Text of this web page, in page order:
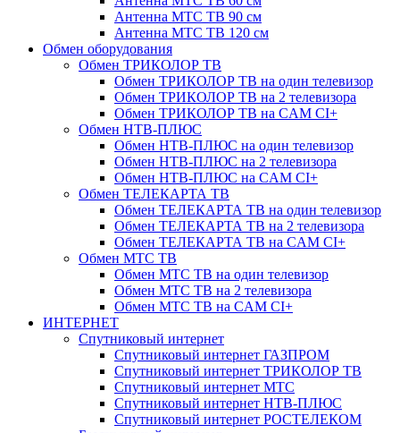
Антенна МТС ТВ 90 см
Антенна МТС ТВ 120 см
Обмен оборудования
Обмен ТРИКОЛОР ТВ
Обмен ТРИКОЛОР ТВ на один телевизор
Обмен ТРИКОЛОР ТВ на 2 телевизора
Обмен ТРИКОЛОР ТВ на CAM CI+
Обмен НТВ-ПЛЮС
Обмен НТВ-ПЛЮС на один телевизор
Обмен НТВ-ПЛЮС на 2 телевизора
Обмен НТВ-ПЛЮС на CAM CI+
Обмен ТЕЛЕКАРТА ТВ
Обмен ТЕЛЕКАРТА ТВ на один телевизор
Обмен ТЕЛЕКАРТА ТВ на 2 телевизора
Обмен ТЕЛЕКАРТА ТВ на CAM CI+
Обмен МТС ТВ
Обмен МТС ТВ на один телевизор
Обмен МТС ТВ на 2 телевизора
Обмен МТС ТВ на CAM CI+
ИНТЕРНЕТ
Спутниковый интернет
Спутниковый интернет ГАЗПРОМ
Спутниковый интернет ТРИКОЛОР ТВ
Спутниковый интернет МТС
Спутниковый интернет НТВ-ПЛЮС
Спутниковый интернет РОСТЕЛЕКОМ